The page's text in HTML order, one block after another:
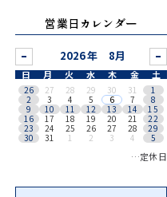
営業日カレンダー
8月
日 月 火 水 木 金 土
26 27 28 29 30 31
1
2
3 4 5 6 7
8
9
10 11 12 13 14
15
16
17 18 19 20 21
22
23
24 25 26 27 28
29
30
31 1 2 3 4 5
…定休日